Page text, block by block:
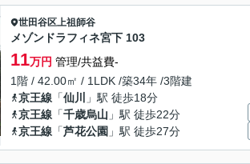
世田谷区上祖師谷
メゾンドラフィネ宮下 103
11万円 管理/共益費-
1階 / 42.00㎡ / 1LDK /築34年 /3階建
京王線 「仙川
」駅 徒歩18分
京王線 「千歳烏山 」駅 徒歩22分
京王線 「芦花公園 」駅 徒歩27分